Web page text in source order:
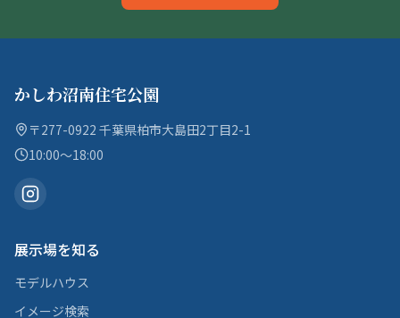
かしわ沼南住宅公園
〒277-0922 千葉県柏市大島田2丁目2-1
10:00〜18:00
展示場を知る
モデルハウス
イメージ検索